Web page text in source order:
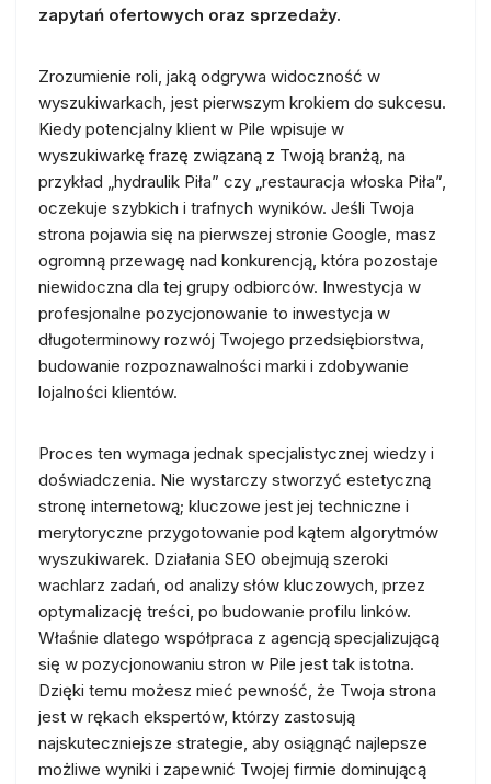
zapytań ofertowych oraz sprzedaży.
Zrozumienie roli, jaką odgrywa widoczność w
wyszukiwarkach, jest pierwszym krokiem do sukcesu.
Kiedy potencjalny klient w Pile wpisuje w
wyszukiwarkę frazę związaną z Twoją branżą, na
przykład „hydraulik Piła” czy „restauracja włoska Piła”,
oczekuje szybkich i trafnych wyników. Jeśli Twoja
strona pojawia się na pierwszej stronie Google, masz
ogromną przewagę nad konkurencją, która pozostaje
niewidoczna dla tej grupy odbiorców. Inwestycja w
profesjonalne pozycjonowanie to inwestycja w
długoterminowy rozwój Twojego przedsiębiorstwa,
budowanie rozpoznawalności marki i zdobywanie
lojalności klientów.
Proces ten wymaga jednak specjalistycznej wiedzy i
doświadczenia. Nie wystarczy stworzyć estetyczną
stronę internetową; kluczowe jest jej techniczne i
merytoryczne przygotowanie pod kątem algorytmów
wyszukiwarek. Działania SEO obejmują szeroki
wachlarz zadań, od analizy słów kluczowych, przez
optymalizację treści, po budowanie profilu linków.
Właśnie dlatego współpraca z agencją specjalizującą
się w pozycjonowaniu stron w Pile jest tak istotna.
Dzięki temu możesz mieć pewność, że Twoja strona
jest w rękach ekspertów, którzy zastosują
najskuteczniejsze strategie, aby osiągnąć najlepsze
możliwe wyniki i zapewnić Twojej firmie dominującą